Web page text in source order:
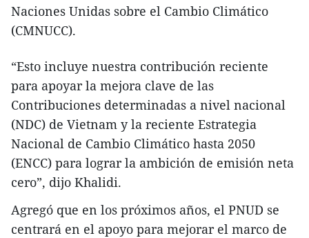
Naciones Unidas sobre el Cambio Climático
(CMNUCC).
“Esto incluye nuestra contribución reciente
para apoyar la mejora clave de las
Contribuciones determinadas a nivel nacional
(NDC) de Vietnam y la reciente Estrategia
Nacional de Cambio Climático hasta 2050
(ENCC) para lograr la ambición de emisión neta
cero”, dijo Khalidi.
Agregó que en los próximos años, el PNUD se
centrará en el apoyo para mejorar el marco de